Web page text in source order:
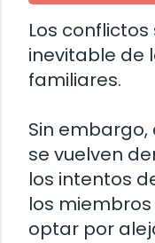
Los
inevitable de
familiares.
Sin
se vuelven
los intentos
los
optar por